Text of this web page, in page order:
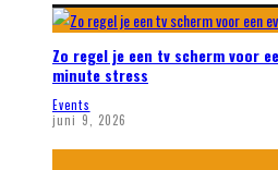
Zo regel je een tv scherm voor
minute stress
Events
juni 9, 2026